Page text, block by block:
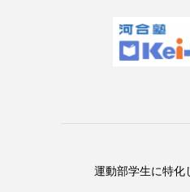
運動部学生に特化